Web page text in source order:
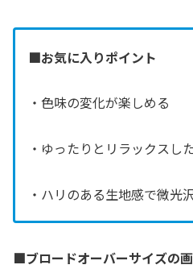
■お気に入りポイント
・色味の変化が楽しめる
・ゆったりとリラックスし
・ハリのある生地感で微光
■ブロードオーバーサイズの